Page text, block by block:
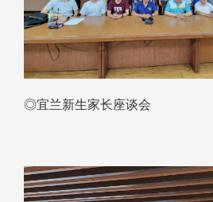
◎宜兰新生家长座谈会